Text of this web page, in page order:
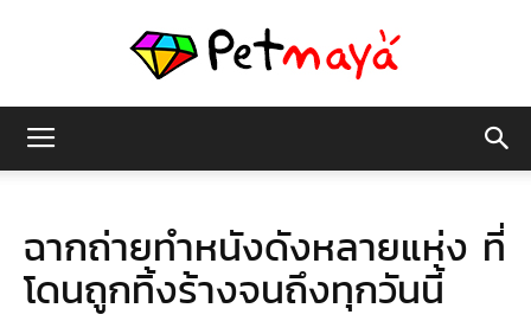
มายา
ฉากถ่ายทำหนังดังหลายแห่ง ที่
โดนถูกทิ้งร้างจนถึงทุกวันนี้